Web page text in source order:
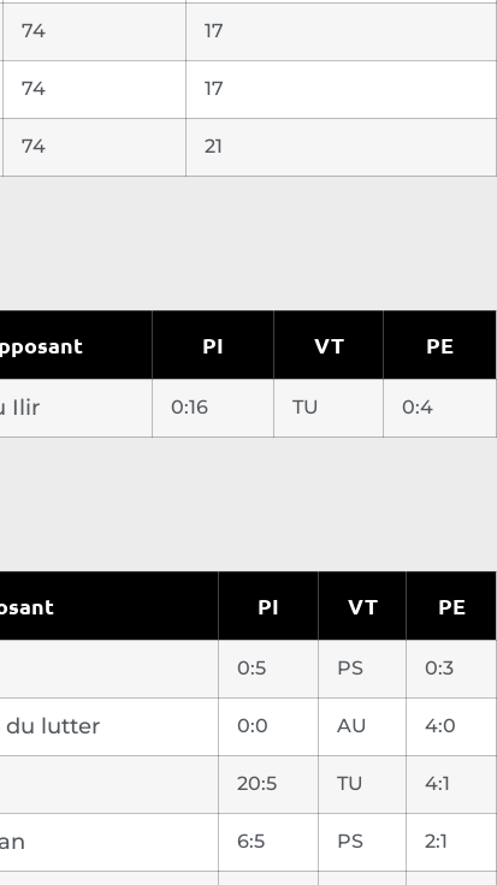
74 17
74 17
74 21
PI VT PE
Ilir 0:16 TU 0:4
PI VT PE
0:5 PS 0:3
du lutter 0:0 AU 4:0
20:5 TU 4:1
6:5 PS 2:1